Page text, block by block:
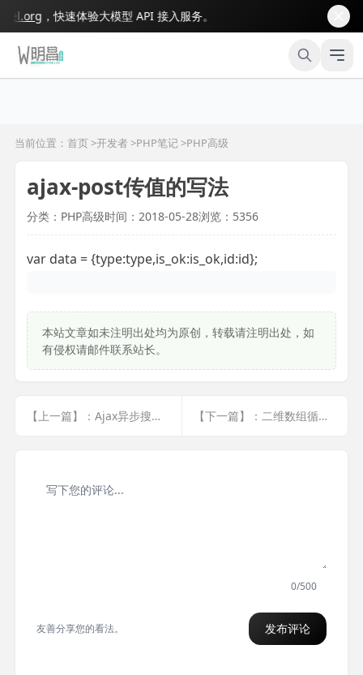
，快速体验大模型 API 接入服务。
当前位置：首页 >开发者 >PHP笔记>PHP高级
ajax-post传值的写法
分类：PHP高级时间：2018-05-28浏览：5356
var data = {type:type,is_ok:is_ok,id:id};
本站文章如未注明出处均为原创，转载请注明出处，如
有侵权请邮件联系站长。
【上一篇】：Ajax异步搜索内容,并显示 【下一篇】：二维数组循环将用户信息插入到数据库
0/500
友善分享您的看法。 发布评论